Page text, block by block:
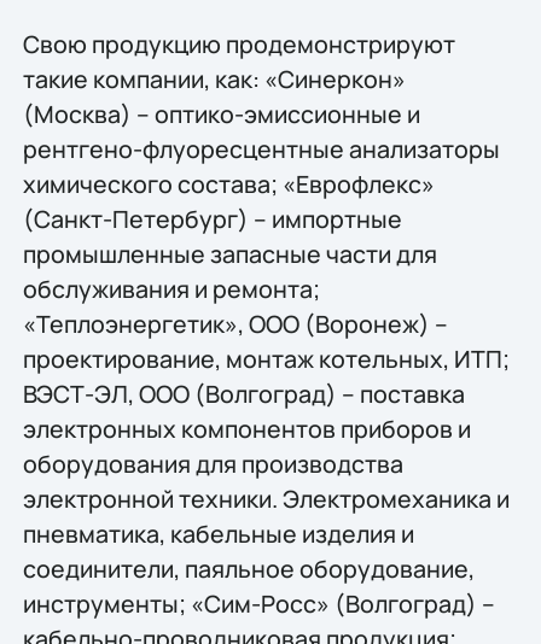
Свою продукцию продемонстрируют
такие компании, как: «Синеркон»
(Москва) – оптико-эмиссионные и
рентгено-флуоресцентные анализаторы
химического состава; «Еврофлекс»
(Санкт-Петербург) – импортные
промышленные запасные части для
обслуживания и ремонта;
«Теплоэнергетик», ООО (Воронеж) –
проектирование, монтаж котельных, ИТП;
ВЭСТ-ЭЛ, ООО (Волгоград) – поставка
электронных компонентов приборов и
оборудования для производства
электронной техники. Электромеханика и
пневматика, кабельные изделия и
соединители, паяльное оборудование,
инструменты; «Сим-Росс» (Волгоград) –